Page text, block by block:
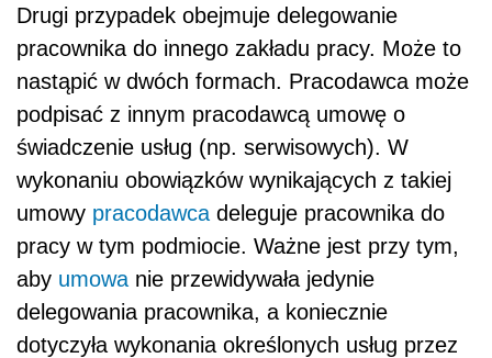
Drugi przypadek obejmuje delegowanie
pracownika do innego zakładu pracy. Może to
nastąpić w dwóch formach. Pracodawca może
podpisać z innym pracodawcą umowę o
świadczenie usług (np. serwisowych). W
wykonaniu obowiązków wynikających z takiej
umowy pracodawca deleguje pracownika do
pracy w tym podmiocie. Ważne jest przy tym,
aby umowa nie przewidywała jedynie
delegowania pracownika, a koniecznie
dotyczyła wykonania określonych usług przez